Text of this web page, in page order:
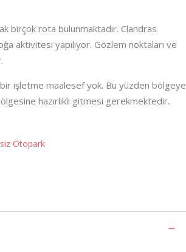
birçok rota bulunmaktadır. Clandras
aktivitesi yapılıyor. Gözlem noktaları ve
bir işletme maalesef yok. Bu yüzden bölgeye
hazırlıklı gitmesi gerekmektedir.
Otopark